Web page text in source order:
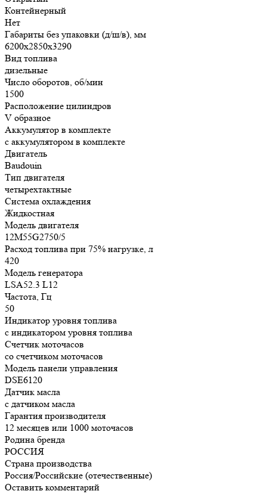
Контейнерный
Нет
Габариты без упаковки (д/ш/в), мм
6200х2850х3290
Вид топлива
дизельные
Число оборотов, об/мин
1500
Расположение цилиндров
V образное
Аккумулятор в комплекте
с аккумулятором в комплекте
Двигатель
Baudouin
Тип двигателя
четырехтактные
Система охлаждения
Жидкостная
Модель двигателя
12M55G2750/5
Расход топлива при 75% нагрузке, л
420
Модель генератора
LSA52.3 L12
Частота, Гц
50
Индикатор уровня топлива
с индикатором уровня топлива
Счетчик моточасов
со счетчиком моточасов
Модель панели управления
DSE6120
Датчик масла
с датчиком масла
Гарантия производителя
12 месяцев или 1000 моточасов
Родина бренда
РОССИЯ
Страна производства
Россия/Российские (отечественные)
Оставить комментарий